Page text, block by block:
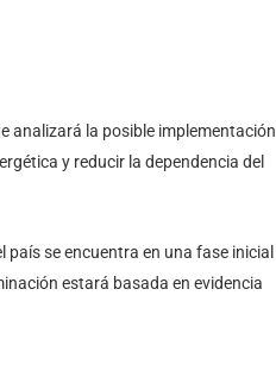
analizará la posible implementación
y reducir la dependencia del
se encuentra en una fase inicial
estará basada en evidencia